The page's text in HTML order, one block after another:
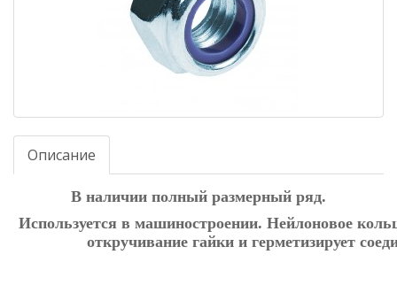
Описание
В наличии полный размерный ряд.
Используется в машиностроении. Нейлоновое
откручивание гайки и герметизирует